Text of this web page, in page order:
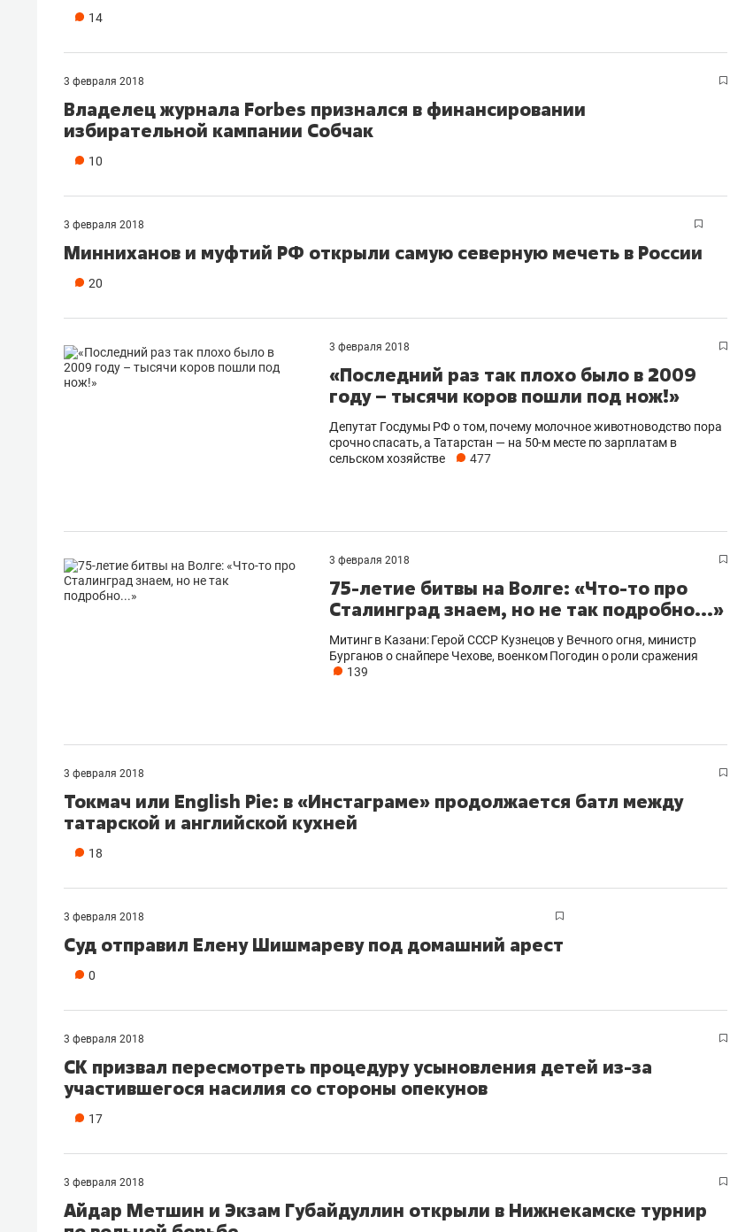
14
3 февраля 2018
Владелец журнала Forbes признался в финансировании
избирательной кампании Собчак
10
3 февраля 2018
Минниханов и муфтий РФ открыли самую северную мечеть в России
20
3 февраля 2018
«Последний раз так плохо было в 2009
году – тысячи коров пошли под нож!»
Депутат Госдумы РФ о том, почему молочное животноводство пора
срочно спасать, а Татарстан — на 50-м месте по зарплатам в
сельском хозяйстве
477
3 февраля 2018
75-летие битвы на Волге: «Что-то про
Сталинград знаем, но не так подробно...»
Митинг в Казани: Герой СССР Кузнецов у Вечного огня, министр
Бурганов о снайпере Чехове, военком Погодин о роли сражения
139
3 февраля 2018
Токмач или English Pie: в «Инстаграме» продолжается батл между
татарской и английской кухней
18
3 февраля 2018
Суд отправил Елену Шишмареву под домашний арест
0
3 февраля 2018
СК призвал пересмотреть процедуру усыновления детей из-за
участившегося насилия со стороны опекунов
17
3 февраля 2018
Айдар Метшин и Экзам Губайдуллин открыли в Нижнекамске турнир